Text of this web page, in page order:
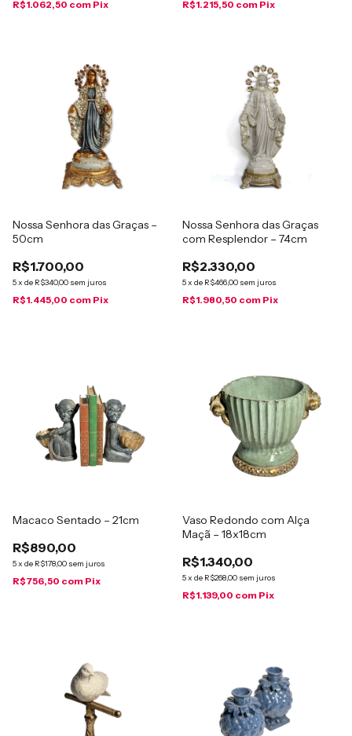
R$1.062,50 com Pix R$1.215,50 com Pix
Nossa Senhora das Graças –
50cm
R$1.700,00
5x de R$340,00 sem juros
R$1.445,00 com Pix
Nossa Senhora das Graças
com Resplendor – 74cm
R$2.330,00
5x de R$466,00 sem juros
R$1.980,50 com Pix
Macaco Sentado – 21cm
R$890,00
5x de R$178,00 sem juros
R$756,50 com Pix
Vaso Redondo com Alça
Maçã – 18x18cm
R$1.340,00
5x de R$268,00 sem juros
R$1.139,00 com Pix